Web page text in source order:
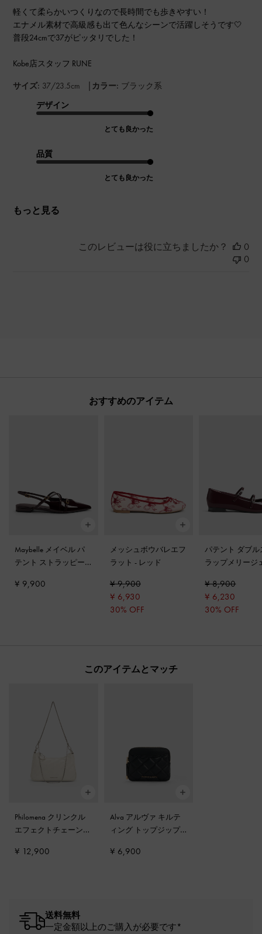
軽くて柔らかいつくりなので長時間でも歩きやすい！
エナメル素材で高級感も出て色んなシーンで活躍しそうです‎🤍
普段24cmで37がピッタリでした！
Kobe店スタッフ RUNE
サイズ: 37/23.5cm | カラー: ブラック系
デザイン
とても良かった
品質
とても良かった
もっと見る
このレビューは役に立ちましたか？
0
0
おすすめのアイテム
Maybelle メイベル パ
テント ストラッピー
ット - バーガンディ
¥ 9,900
メッシュボウバレエフ
ラット - レッド
¥ 9,900
¥ 6,930
30% OFF
パテント ダブル
ラップメリージ
¥ 8,900
¥ 6,230
30% OFF
このアイテムとマッチ
Philomena クリンクル
エフェクトチェーンス
ィバッグ-
¥ 12,900
Alva アルヴァ キルテ
ィング トップジップ
ック
¥ 6,900
送料無料
一定金額以上のご購入が必要です*